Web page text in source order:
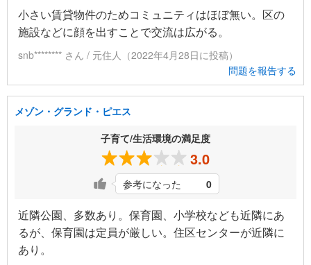
小さい賃貸物件のためコミュニティはほぼ無い。区の
施設などに顔を出すことで交流は広がる。
snb******** さん / 元住人（2022年4月28日に投稿）
問題を報告する
メゾン・グランド・ピエス
子育て/生活環境の満足度
3.0
参考になった 0
近隣公園、多数あり。保育園、小学校なども近隣にあ
るが、保育園は定員が厳しい。住区センターが近隣に
あり。